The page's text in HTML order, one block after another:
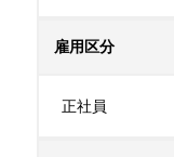
雇用区分
正社員